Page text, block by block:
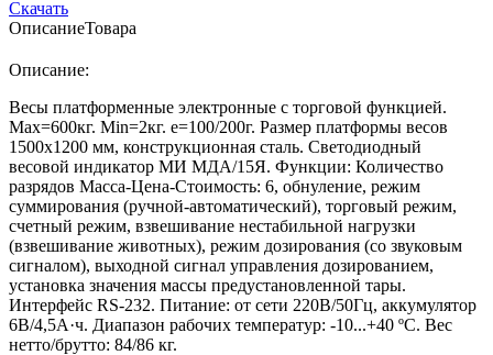
Скачать
ОписаниеТовара
Описание:
Весы платформенные электронные с торговой функцией.
Мах=600кг. Min=2кг. е=100/200г. Размер платформы весов
1500х1200 мм, конструкционная сталь. Светодиодный
весовой индикатор МИ МДА/15Я. Функции: Количество
разрядов Масса-Цена-Стоимость: 6, обнуление, режим
суммирования (ручной-автоматический), торговый режим,
счетный режим, взвешивание нестабильной нагрузки
(взвешивание животных), режим дозирования (со звуковым
сигналом), выходной сигнал управления дозированием,
установка значения массы предустановленной тары.
Интерфейс RS-232. Питание: от сети 220В/50Гц, аккумулятор
6В/4,5А·ч. Диапазон рабочих температур: -10...+40 ºС. Вес
нетто/брутто: 84/86 кг.